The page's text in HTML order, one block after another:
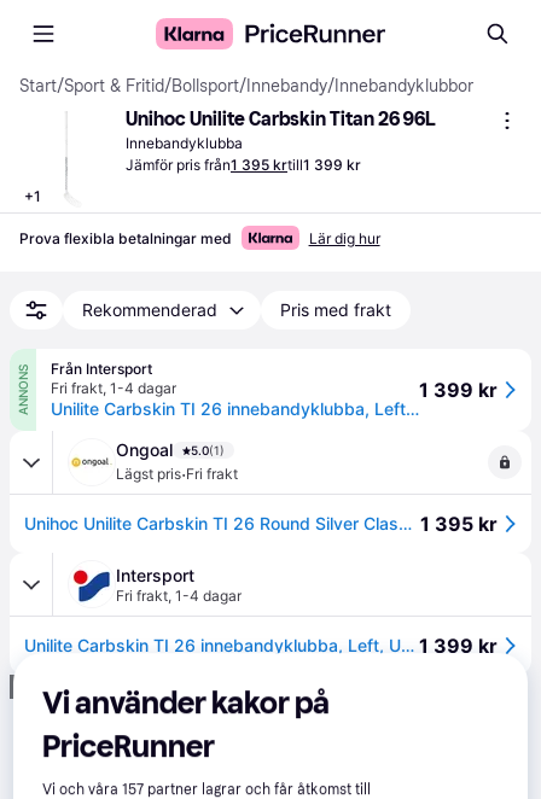
Start/Sport & Fritid/Bollsport/ Innebandy/ Innebandyklubbor
+1
Unihoc Unilite Carbskin Titan 26 96L
Innebandyklubba
Jämför pris från1 395 krtill1 399 kr
Prova flexibla betalningar med Lär dig hur
Rekommenderad Pris med frakt
ANNONS
Från Intersport
Fri frakt, 1-4 dagar
Unilite Carbskin TI 26 innebandyklubba, Left, Unisex, 26/96L
1 399 kr
Ongoal 5.0(1)
Lägst pris·Fri frakt
Unihoc Unilite Carbskin TI 26 Round Silver Classic 25/26 1 395 kr
Intersport
Fri frakt, 1-4 dagar
Unilite Carbskin TI 26 innebandyklubba, Left, Unisex, 26/96L 1 399 kr
Annons
Vi använder kakor på
PriceRunner
Vi och våra157 partner lagrar och får åtkomst till